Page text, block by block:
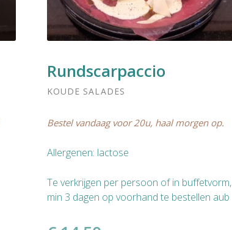
Rundscarpaccio
KOUDE SALADES
Bestel vandaag voor 20u, haal morgen op.
Allergenen: lactose
Te verkrijgen per persoon of in buffetvorm,
min 3 dagen op voorhand te bestellen aub